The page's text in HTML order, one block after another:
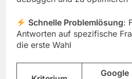
Schnelle Problemlösung:
Antworten auf spezifische
die erste Wahl
Google